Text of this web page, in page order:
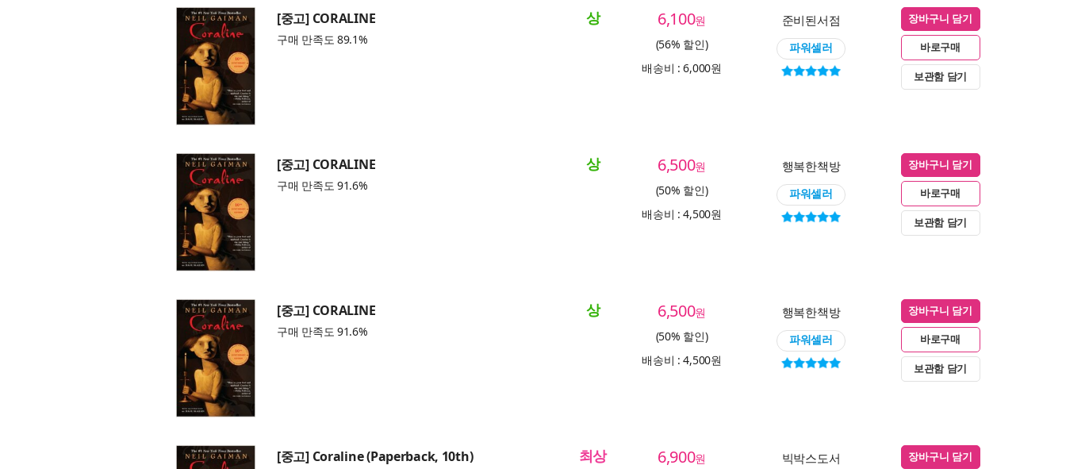
[중고] CORALINE
구매 만족도 89.1%
상 6,100원
(56% 할인)
배송비 : 6,000원
준비된서점
파워셀러
장바구니 담기
바로구매
보관함 담기
[중고] CORALINE
구매 만족도 91.6%
상 6,500원
(50% 할인)
배송비 : 4,500원
행복한책방
파워셀러
장바구니 담기
바로구매
보관함 담기
[중고] CORALINE
구매 만족도 91.6%
상 6,500원
(50% 할인)
배송비 : 4,500원
행복한책방
파워셀러
장바구니 담기
바로구매
보관함 담기
[중고] Coraline (Paperback, 10th) 최상 6,900원
빅박스도서 장바구니 담기